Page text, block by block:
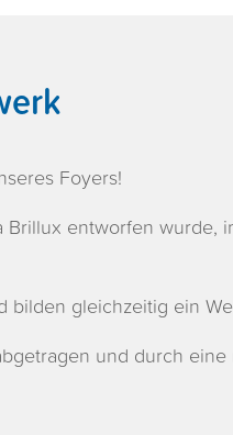
Foyers!
entworfen wurde,
gleichzeitig ein
und durch